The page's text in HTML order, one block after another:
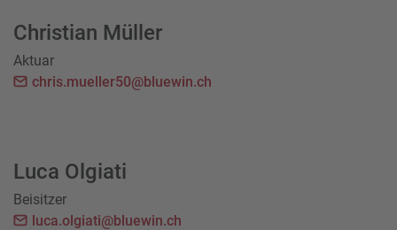
Christian Müller
Aktuar
chris.mueller50@bluewin.ch
Luca Olgiati
Beisitzer
luca.olgiati@bluewin.ch